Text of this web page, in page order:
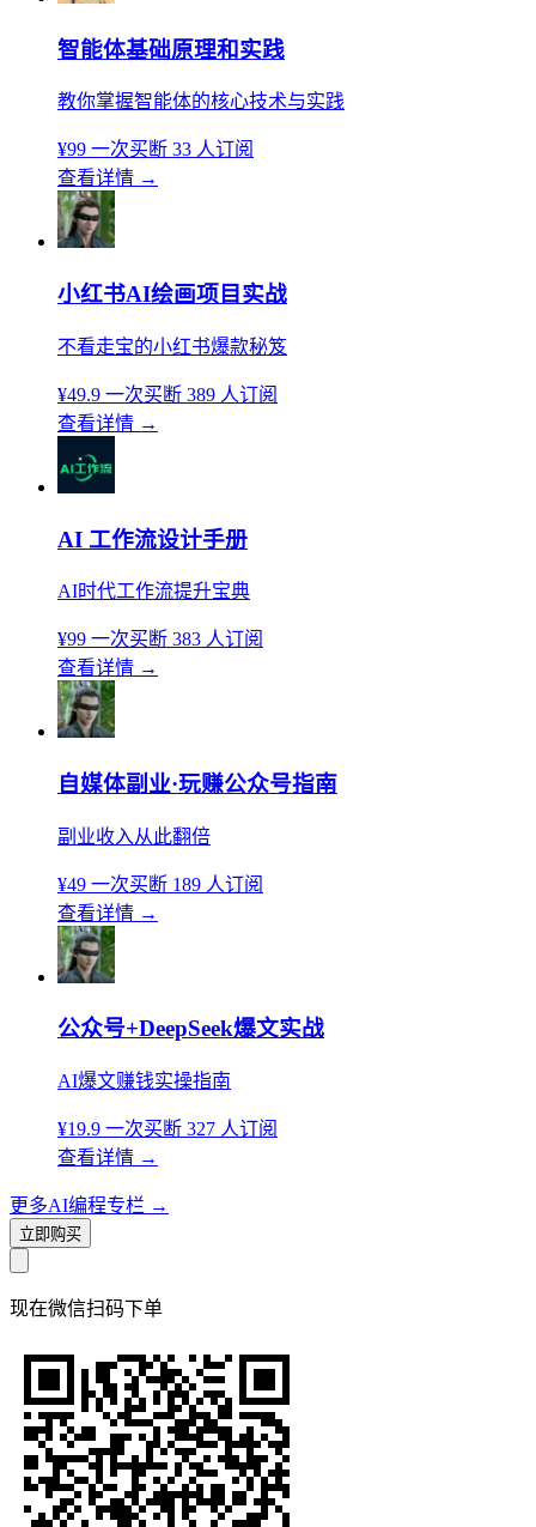
智能体基础原理和实践
教你掌握智能体的核心技术与实践
¥99 一次买断 33 人订阅
查看详情 →
小红书AI绘画项目实战
不看走宝的小红书爆款秘笈
¥49.9 一次买断 389 人订阅
查看详情 →
AI 工作流设计手册
AI时代工作流提升宝典
¥99 一次买断 383 人订阅
查看详情 →
自媒体副业·玩赚公众号指南
副业收入从此翻倍
¥49 一次买断 189 人订阅
查看详情 →
公众号+DeepSeek爆文实战
AI爆文赚钱实操指南
¥19.9 一次买断 327 人订阅
查看详情 →
更多AI编程专栏 →
立即购买
现在微信扫码下单